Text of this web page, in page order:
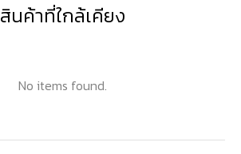
สินค้าที่ใกล้เคียง
No items found.